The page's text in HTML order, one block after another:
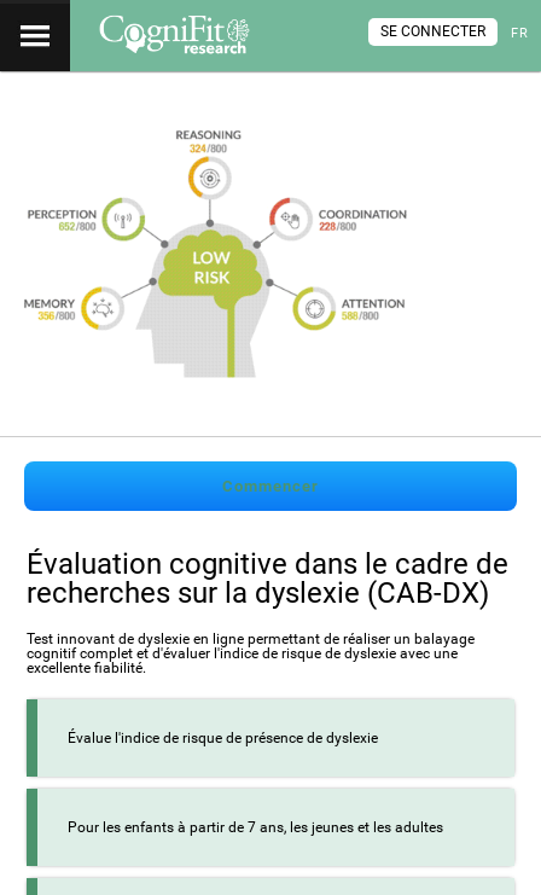
FR
SE CONNECTER
Commencer
Évaluation cognitive dans le cadre de
recherches sur la dyslexie (CAB-DX)
Test innovant de dyslexie en ligne permettant de réaliser un balayage
cognitif complet et d'évaluer l'indice de risque de dyslexie avec une
excellente fiabilité.
Évalue l'indice de risque de présence de dyslexie
Pour les enfants à partir de 7 ans, les jeunes et les adultes